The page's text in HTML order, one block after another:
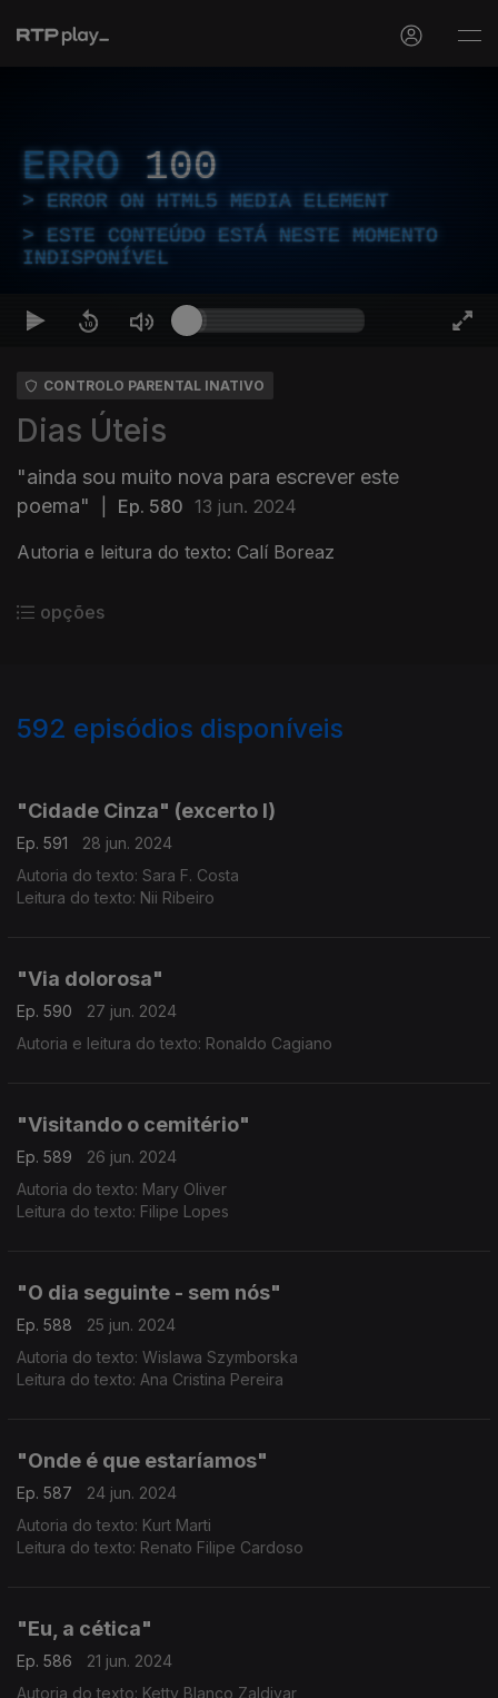
ERRO 100
ERROR ON HTML5 MEDIA ELEMENT
ESTE CONTEÚDO ESTÁ NESTE MOMENTO
INDISPONÍVEL
CONTROLO PARENTAL INATIVO
Dias Úteis
"ainda sou muito nova para escrever este
poema"
Ep. 580 13 jun. 2024
Autoria e leitura do texto: Calí Boreaz
opções
592 episódios disponíveis
"Cidade Cinza" (excerto I)
Ep. 591
28 jun. 2024
Autoria do texto: Sara F. Costa
Leitura do texto: Nii Ribeiro
"Via dolorosa"
Ep. 590
27 jun. 2024
Autoria e leitura do texto: Ronaldo Cagiano
"Visitando o cemitério"
Ep. 589
26 jun. 2024
Autoria do texto: Mary Oliver
Leitura do texto: Filipe Lopes
"O dia seguinte - sem nós"
Ep. 588
25 jun. 2024
Autoria do texto: Wislawa Szymborska
Leitura do texto: Ana Cristina Pereira
"Onde é que estaríamos"
Ep. 587
24 jun. 2024
Autoria do texto: Kurt Marti
Leitura do texto: Renato Filipe Cardoso
"Eu, a cética"
Ep. 586
21 jun. 2024
Autoria do texto: Ketty Blanco Zaldivar